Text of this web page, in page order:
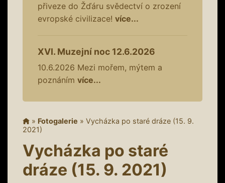
přiveze do Žďáru svědectví o zrození
evropské civilizace! více...
XVI. Muzejní noc 12.6.2026
10.6.2026 Mezi mořem, mýtem a
poznáním více...
» Fotogalerie » Vycházka po staré dráze (15. 9.
2021)
Vycházka po staré
dráze (15. 9. 2021)